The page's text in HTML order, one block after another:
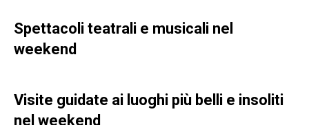
Spettacoli teatrali e musicali nel
weekend
Visite guidate ai luoghi più belli e insoliti
nel weekend